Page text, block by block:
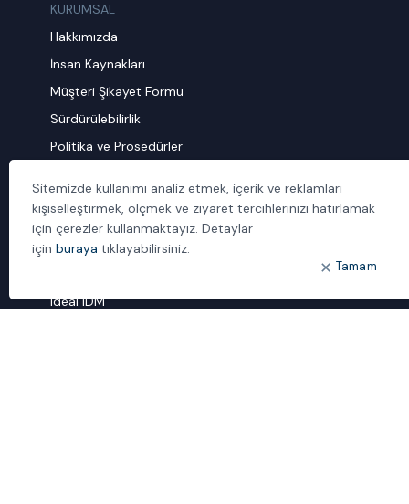
KURUMSAL
Hakkımızda
İnsan Kaynakları
Müşteri Şikayet Formu
Sürdürülebilirlik
Politika ve Prosedürler
ÖNE ÇIKANLAR
Bulut Dönüşümü
ideal IDM
Sitemizde kullanımı analiz etmek, içerik ve reklamları
kişiselleştirmek, ölçmek ve ziyaret tercihlerinizi hatırlamak
için çerezler kullanmaktayız. Detaylar
için buraya tıklayabilirsiniz.
Tamam